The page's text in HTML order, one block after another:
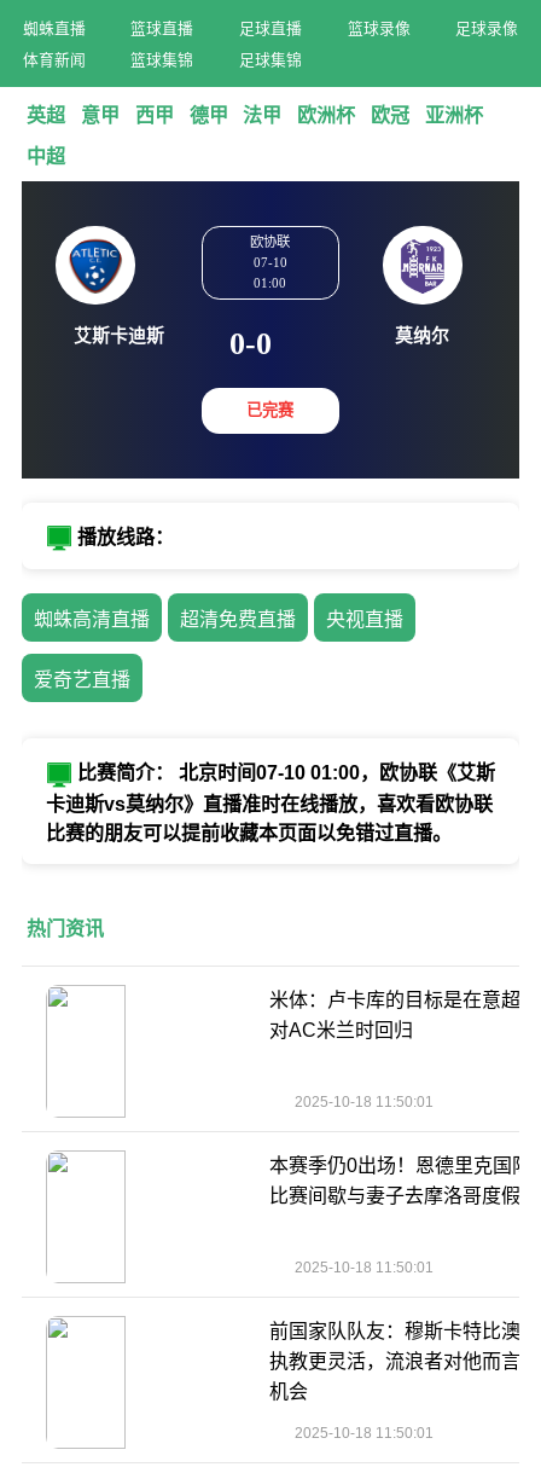
蜘蛛直播 篮球直播 足球直播 篮球录像
足球录像
体育新闻
篮球集锦 足球集锦
英超 意甲 西甲 德甲 法甲 欧洲杯 欧冠
亚洲杯
中超
欧协联
0-0
播放线路：
蜘蛛高清直播 超清免费直播 央视直播
爱奇艺直播
比赛简介： 北京时间07-10 01:00，欧协联《艾斯
卡迪斯vs莫纳尔》直播准时在线播放，喜欢看欧协联
比赛的朋友可以提前收藏本页面以免错过直播。
热门资讯
米体：卢卡库的目标是在意超杯
对AC米兰时回归
2025-10-18 11:50:01
本赛季仍0出场！恩德里克国际
比赛间歇与妻子去摩洛哥度假️
2025-10-18 11:50:01
前国家队队友：穆斯卡特比澳波
执教更灵活，流浪者对他而言是
机会
2025-10-18 11:50:01